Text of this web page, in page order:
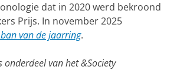
dat in 2020 werd bekroond
Prijs. In november 2025
van de jaarring.
van het &Society